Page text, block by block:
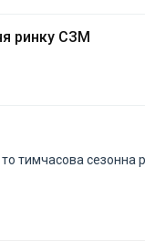
ринку СЗМ
тимчасова